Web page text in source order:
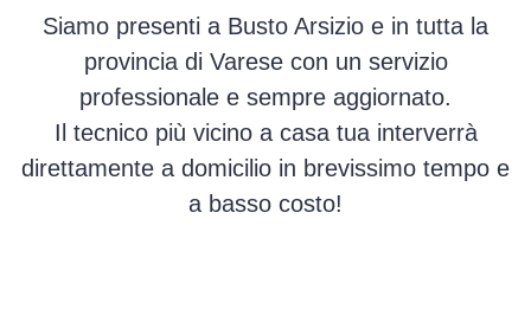
Siamo presenti a Busto Arsizio e in tutta la
provincia di Varese con un servizio
professionale e sempre aggiornato.
Il tecnico più vicino a casa tua interverrà
direttamente a domicilio in brevissimo tempo e
a basso costo!